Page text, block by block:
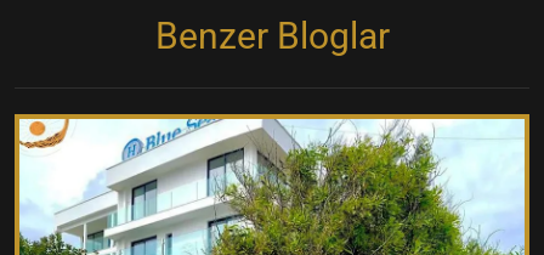
Benzer Bloglar